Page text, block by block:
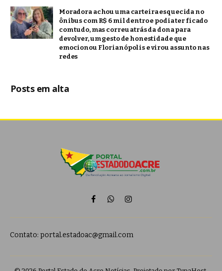
Moradora achou uma carteira esquecida no
ônibus com R$ 6 mil dentro e podia ter ficado
com tudo, mas correu atrás da dona para
devolver, um gesto de honestidade que
emocionou Florianópolis e virou assunto nas
redes
Posts em alta
FacebookWhatsAppInstagram
Contato: portal.estadoac@gmail.com